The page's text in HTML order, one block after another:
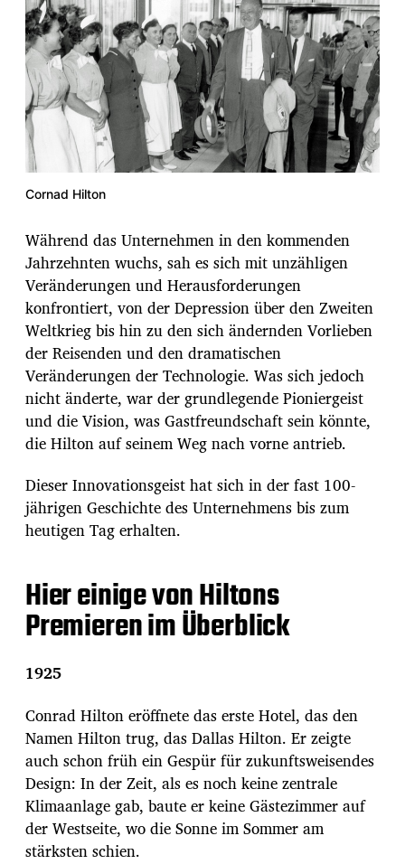
Cornad Hilton
Während das Unternehmen in den kommenden
Jahrzehnten wuchs, sah es sich mit unzähligen
Veränderungen und Herausforderungen
konfrontiert, von der Depression über den Zweiten
Weltkrieg bis hin zu den sich ändernden Vorlieben
der Reisenden und den dramatischen
Veränderungen der Technologie. Was sich jedoch
nicht änderte, war der grundlegende Pioniergeist
und die Vision, was Gastfreundschaft sein könnte,
die Hilton auf seinem Weg nach vorne antrieb.
Dieser Innovationsgeist hat sich in der fast 100-
jährigen Geschichte des Unternehmens bis zum
heutigen Tag erhalten.
Hier einige von Hiltons
Premieren im Überblick
1925
Conrad Hilton eröffnete das erste Hotel, das den
Namen Hilton trug, das Dallas Hilton. Er zeigte
auch schon früh ein Gespür für zukunftsweisendes
Design: In der Zeit, als es noch keine zentrale
Klimaanlage gab, baute er keine Gästezimmer auf
der Westseite, wo die Sonne im Sommer am
stärksten schien.